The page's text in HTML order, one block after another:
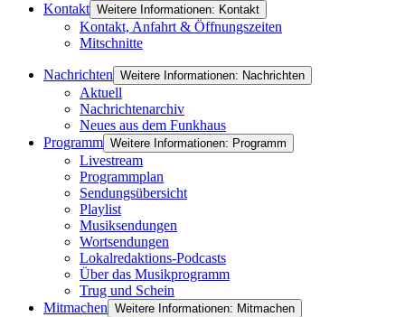
Kontakt Weitere Informationen: Kontakt
Kontakt, Anfahrt & Öffnungszeiten
Mitschnitte
Nachrichten Weitere Informationen: Nachrichten
Aktuell
Nachrichtenarchiv
Neues aus dem Funkhaus
Programm Weitere Informationen: Programm
Livestream
Programmplan
Sendungsübersicht
Playlist
Musiksendungen
Wortsendungen
Lokalredaktions-Podcasts
Über das Musikprogramm
Trug und Schein
Mitmachen Weitere Informationen: Mitmachen